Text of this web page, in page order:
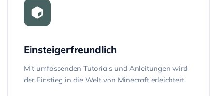
Einsteigerfreundlich
Mit umfassenden Tutorials und Anleitungen wird
der Einstieg in die Welt von Minecraft erleichtert.